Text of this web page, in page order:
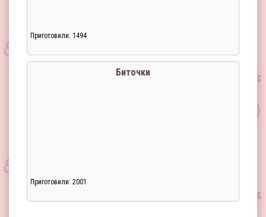
Приготовили: 1494
Биточки
Приготовили: 2001